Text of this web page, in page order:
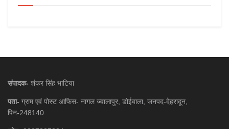
संपादक- शंकर सिंह भाटिया
पता- ग्राम एवं पोस्ट आफिस- नागल ज्वालापुर, डोईवाला, जनपद-देहरादून,
पिन-248140